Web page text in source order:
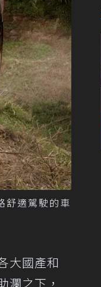
舒適駕駛的車
大國產和
瀾之下，